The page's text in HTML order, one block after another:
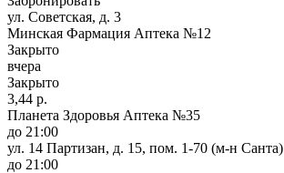
ул. Советская, д. 3
Минская Фармация Аптека №12
Закрыто
вчера
Закрыто
3,44 р.
Планета Здоровья Аптека №35
до 21:00
ул. 14 Партизан, д. 15, пом. 1-70 (м-н Санта)
до 21:00